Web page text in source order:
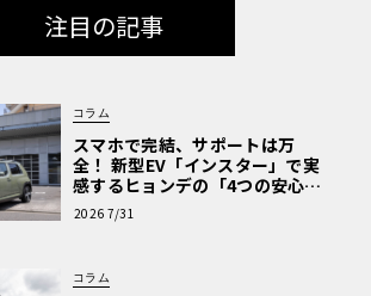
注目の記事
コラム
スマホで完結、サポートは万
全！ 新型EV「インスター」で実
感するヒョンデの「4つの安心」
【第1回・ヒョンデ6つの疑問：
Why? Hyundai?】〈PR〉
2026 7/31
コラム